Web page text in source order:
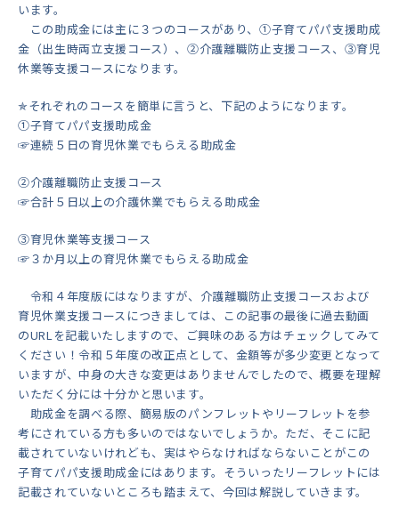
います。
この助成金には主に３つのコースがあり、①子育てパパ支援助成
金（出生時両立支援コース）、②介護離職防止支援コース、③育児
休業等支援コースになります。
✯それぞれのコースを簡単に言うと、下記のようになります。
①子育てパパ支援助成金
☞連続５日の育児休業でもらえる助成金
②介護離職防止支援コース
☞合計５日以上の介護休業でもらえる助成金
③育児休業等支援コース
☞３か月以上の育児休業でもらえる助成金
令和４年度版にはなりますが、介護離職防止支援コースおよび
育児休業支援コースにつきましては、この記事の最後に過去動画
のURLを記載いたしますので、ご興味のある方はチェックしてみて
ください！令和５年度の改正点として、金額等が多少変更となって
いますが、中身の大きな変更はありませんでしたので、概要を理解
いただく分には十分かと思います。
助成金を調べる際、簡易版のパンフレットやリーフレットを参
考にされている方も多いのではないでしょうか。ただ、そこに記
載されていないけれども、実はやらなければならないことがこの
子育てパパ支援助成金にはあります。そういったリーフレットには
記載されていないところも踏まえて、今回は解説していきます。